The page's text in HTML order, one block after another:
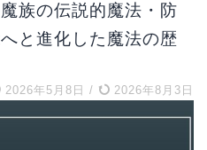
族の伝説的魔法・防
と進化した魔法の歴
2026年5月8日 / 2026年8月3日